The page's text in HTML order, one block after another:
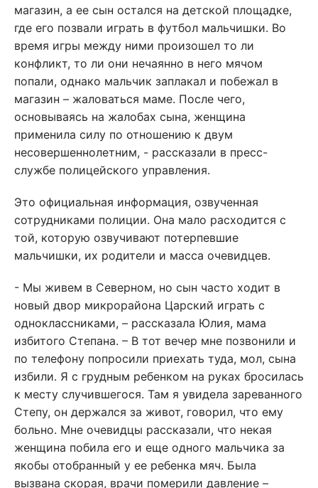
магазин, а ее сын остался на детской площадке,
где его позвали играть в футбол мальчишки. Во
время игры между ними произошел то ли
конфликт, то ли они нечаянно в него мячом
попали, однако мальчик заплакал и побежал в
магазин – жаловаться маме. После чего,
основываясь на жалобах сына, женщина
применила силу по отношению к двум
несовершеннолетним, - рассказали в пресс-
службе полицейского управления.
Это официальная информация, озвученная
сотрудниками полиции. Она мало расходится с
той, которую озвучивают потерпевшие
мальчишки, их родители и масса очевидцев.
- Мы живем в Северном, но сын часто ходит в
новый двор микрорайона Царский играть с
одноклассниками, – рассказала Юлия, мама
избитого Степана. – В тот вечер мне позвонили и
по телефону попросили приехать туда, мол, сына
избили. Я с грудным ребенком на руках бросилась
к месту случившегося. Там я увидела зареванного
Степу, он держался за живот, говорил, что ему
больно. Мне очевидцы рассказали, что некая
женщина побила его и еще одного мальчика за
якобы отобранный у ее ребенка мяч. Была
вызвана скорая, врачи померили давление –